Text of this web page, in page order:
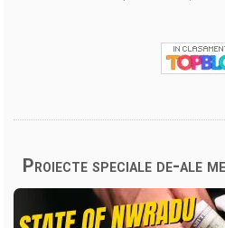
Proiecte speciale de-ale